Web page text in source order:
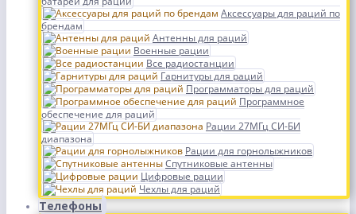
Аксессуары для раций по
брендам
Антенны для раций
Военные рации
Все радиостанции
Гарнитуры для раций
Программаторы для раций
Программное
обеспечение для раций
Рации 27МГц СИ-БИ
диапазона
Рации для горнолыжников
Спутниковые антенны
Цифровые рации
Чехлы для раций
Телефоны